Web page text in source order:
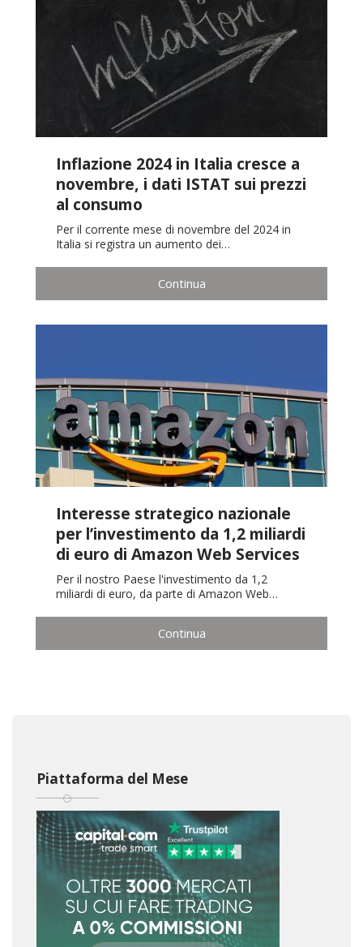
Inflazione 2024 in Italia cresce a
novembre, i dati ISTAT sui prezzi
al consumo
Per il corrente mese di novembre del 2024 in
Italia si registra un aumento dei…
Continua
Interesse strategico nazionale
per l’investimento da 1,2 miliardi
di euro di Amazon Web Services
Per il nostro Paese l'investimento da 1,2
miliardi di euro, da parte di Amazon Web…
Continua
Piattaforma del Mese